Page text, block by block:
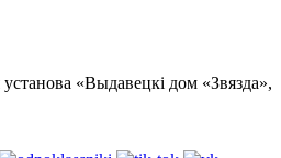
«Выдавецкі дом «Звязда»,